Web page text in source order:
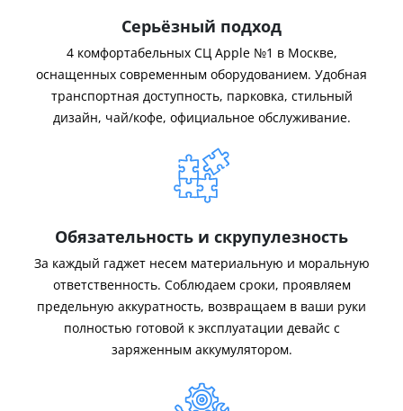
Серьёзный подход
4 комфортабельных СЦ Apple №1 в Москве,
оснащенных современным оборудованием. Удобная
транспортная доступность, парковка, стильный
дизайн, чай/кофе, официальное обслуживание.
Обязательность и скрупулезность
За каждый гаджет несем материальную и моральную
ответственность. Соблюдаем сроки, проявляем
предельную аккуратность, возвращаем в ваши руки
полностью готовой к эксплуатации девайс с
заряженным аккумулятором.